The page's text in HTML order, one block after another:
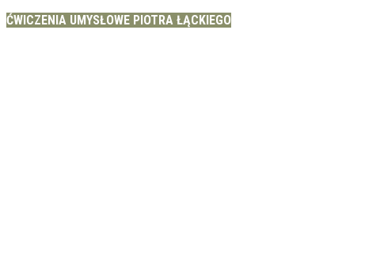
ĆWICZENIA UMYSŁOWE PIOTRA ŁĄCKIEGO